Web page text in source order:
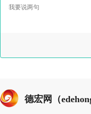
德宏网（